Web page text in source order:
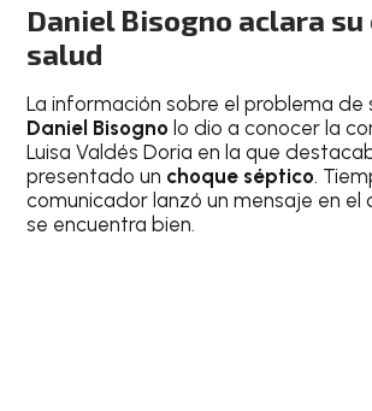
Daniel Bisogno aclara
salud
La información sobre el problema de
Daniel Bisogno lo dio a conocer la
Luisa Valdés Doria en la que
presentado un choque séptico.
comunicador lanzó un mensaje en el
se encuentra bien.